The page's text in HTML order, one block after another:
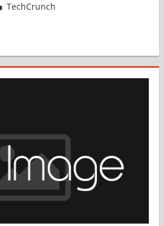
katsuyukiyasui
TechCrunch